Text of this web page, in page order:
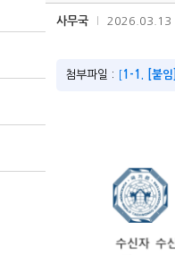
사무국 2026.03.13
첨부파일 : [1-1. [붙